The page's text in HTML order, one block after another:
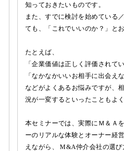
知っておきたいものです。
また、すでに検討を始めている
ても、「これでいいのか？」と
たとえば、
「企業価値は正しく評価されて
「なかなかいいお相手に出会えな
などがよくあるお悩みですが、
況が一変するといったこともよく
本セミナーでは、実際にＭ＆Ａ
ーのリアルな体験とオーナー経
えながら、 M&A仲介会社の選